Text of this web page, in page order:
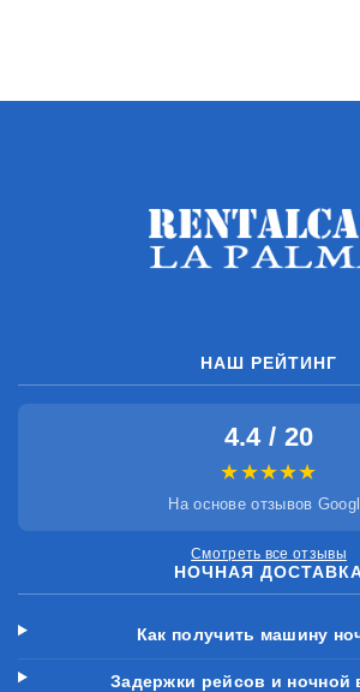
НАШ РЕЙТИНГ
4.4 / 20
★★★★★
На основе отзывов
Смотреть все отзывы
НОЧНАЯ
Как получить машину
Задержки рейсов и ночной